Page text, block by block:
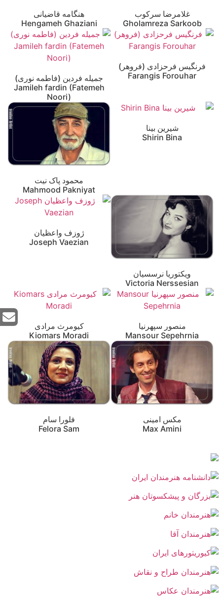
غلامرضا سرکوب
Gholamreza Sarkoob
هنگامه قاضیانی
Hengameh Ghaziani
فرنگیس فرحزادی (فروهر)
Farangis Forouhar
جمیله فردین (فاطمه نوری)
Jamileh fardin (Fatemeh
Noori)
شیرین بینا
Shirin Bina
محمود پاک نیت
Mahmood Pakniyat
ویکتوریا نرسسیان
Victoria Nerssesian
ژوزف واعظیان
Joseph Vaezian
منصور سپهرنیا
Mansour Sepehrnia
کیومرث مرادی
Kiomars Moradi
مکس امینی
Max Amini‎
فلورا سام
Felora Sam